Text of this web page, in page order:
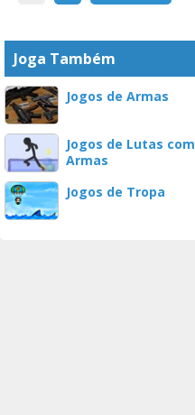
Joga Também
Jogos de Armas
Jogos de Lutas com
Armas
Jogos de Tropa